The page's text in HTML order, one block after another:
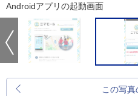
Androidアプリの起動画面
この写